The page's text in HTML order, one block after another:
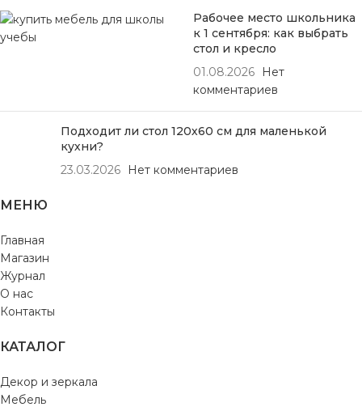
Рабочее место школьника
к 1 сентября: как выбрать
стол и кресло
01.08.2026
Нет
комментариев
Подходит ли стол 120х60 см для маленькой
кухни?
23.03.2026
Нет комментариев
МЕНЮ
Главная
Магазин
Журнал
О нас
Контакты
КАТАЛОГ
Декор и зеркала
Мебель